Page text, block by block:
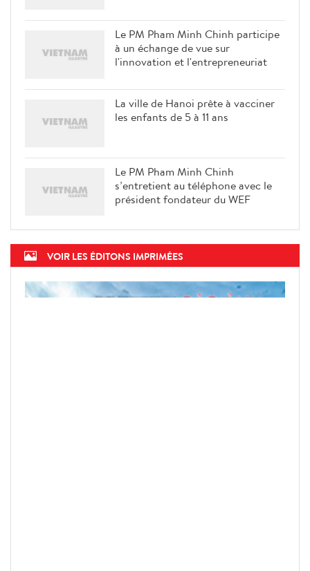
Le PM Pham Minh Chinh participe
à un échange de vue sur
l'innovation et l'entrepreneuriat
La ville de Hanoi prête à vacciner
les enfants de 5 à 11 ans
Le PM Pham Minh Chinh
s’entretient au téléphone avec le
président fondateur du WEF
VOIR LES ÉDITONS IMPRIMÉES